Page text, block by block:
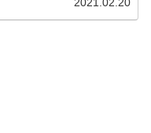
2021.02.20